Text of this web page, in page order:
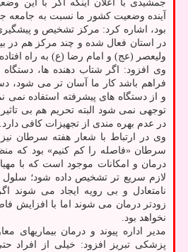
جمشیدی با اعلان اینکه اگر با این
آینده وضعیت کشور ما نسبت به جامعه
بود، اشاره کرد: مرکز تشخیص و
در استان فعال شده و چند مرکز هم در
ولیعصر (عج) و امام رضا (ع) به راه
وی افزود: اگر شتاب دهنده ها،
فراهم باشد کار ما آسان تر می شود،
و از دستگاه های پیشرفته استفاده نمی
توجهی نمی شود البته تحریم هم بی
در عدم بهره مندی از تجهیزات کافی دارد.
وی در ارتباط با شعار هفته سرطان
سرطان «فاصله را کم کنیم» بود که
درمان و امکانات موجود است که با
لازم سریع تر تشخیص داده شود؛
نامتعادل و بی رویه ایجاد می شوند
زودتر درمان می شوند اما با افزایش
نخواهد بود.
مدیر اداره پیوند و درمان بیماریهای
پزشکی تبریز افزود: خیلی از افراد